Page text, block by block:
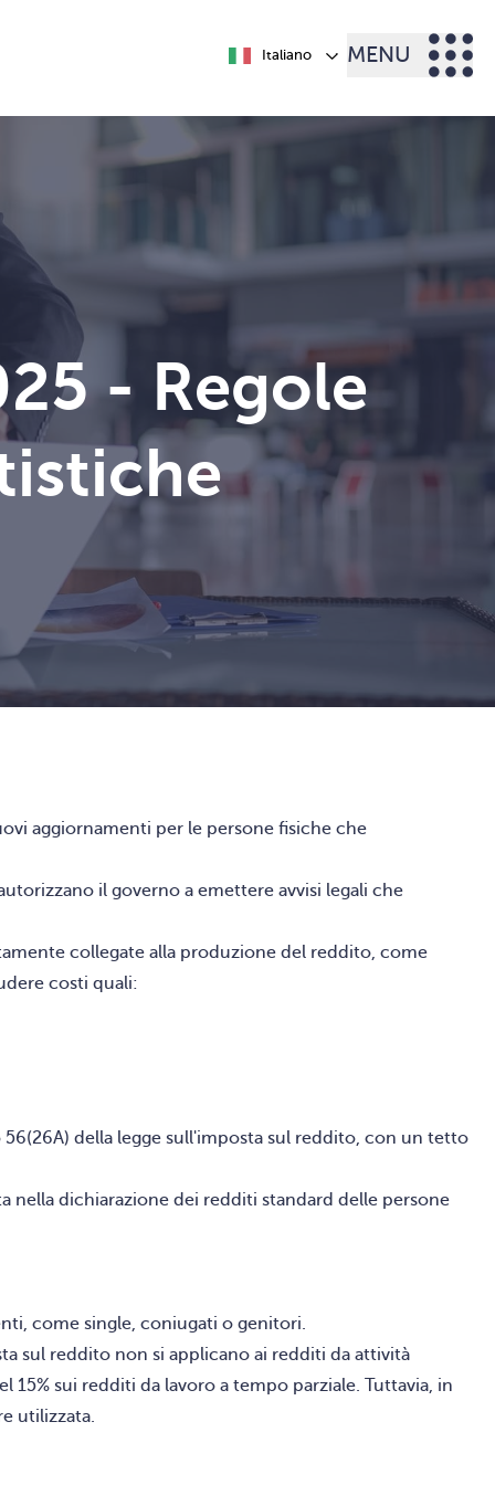
Italiano MENU
- Regole
aggiornamenti per le persone fisiche che
il governo a emettere avvisi legali che
collegate alla produzione del reddito, come
costi quali:
della legge sull'imposta sul reddito, con un tetto
nella dichiarazione dei redditi standard delle persone
come single, coniugati o genitori.
sul reddito non si applicano ai redditi da attività
sui redditi da lavoro a tempo parziale. Tuttavia, in
utilizzata.